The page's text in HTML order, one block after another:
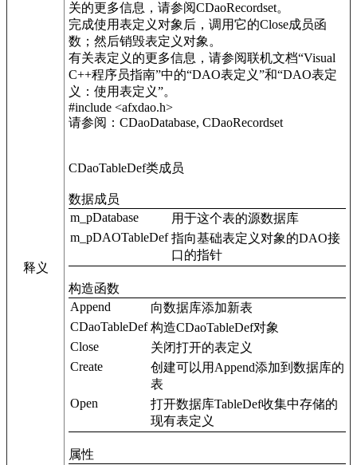
释义
关的更多信息，请参阅CDaoRecordset。
完成使用表定义对象后，调用它的Close成员函
数；然后销毁表定义对象。
有关表定义的更多信息，请参阅联机文档“Visual
C++程序员指南”中的“DAO表定义”和“DAO表定
义：使用表定义”。
#include <afxdao.h>
请参阅：CDaoDatabase, CDaoRecordset
CDaoTableDef类成员
数据成员
m_pDatabase
用于这个表的源数据库
m_pDAOTableDef 指向基础表定义对象的DAO接
口的指针
构造函数
Append
向数据库添加新表
CDaoTableDef 构造CDaoTableDef对象
Close
关闭打开的表定义
Create
创建可以用Append添加到数据库的
表
Open
打开数据库TableDef收集中存储的
现有表定义
属性